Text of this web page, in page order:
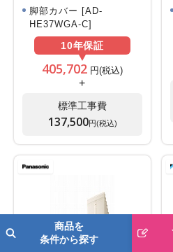
脚部カバー [AD-
HE37WGA-C]
10年保証
405,702 円(税込)
+
標準工事費
137,500円(税込)
商品を
条件から探す